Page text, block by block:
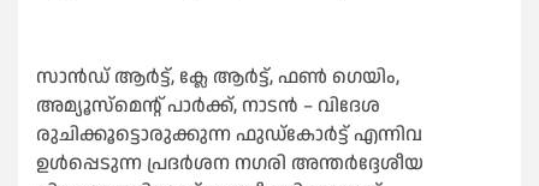
സാന്‍ഡ് ആര്‍ട്ട്, ക്ലേ ആര്‍ട്ട്, ഫണ്‍ ഗെയിം,
അമ്യൂസ്മെന്റ് പാര്‍ക്ക്, നാടന്‍ – വിദേശ
രുചിക്കൂട്ടൊരുക്കുന്ന ഫുഡ്കോര്‍ട്ട് എന്നിവ
ഉള്‍പ്പെടുന്ന പ്രദര്‍ശന നഗരി അന്തര്‍ദ്ദേശീയ